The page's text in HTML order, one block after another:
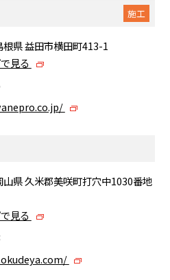
施工
県 益田市横田町413-1
見る
県 久米郡美咲町打穴中1030番地
見る